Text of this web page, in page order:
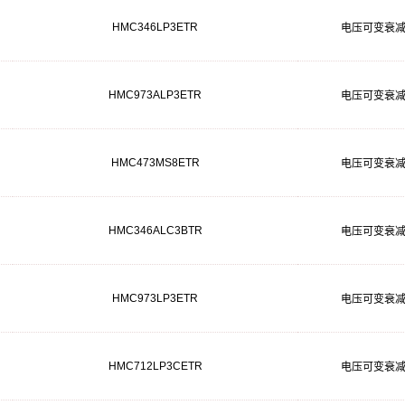
HMC346LP3ETR 电压可变衰
HMC973ALP3ETR 电压可变衰
HMC473MS8ETR 电压可变衰
HMC346ALC3BTR 电压可变衰
HMC973LP3ETR 电压可变衰
HMC712LP3CETR 电压可变衰